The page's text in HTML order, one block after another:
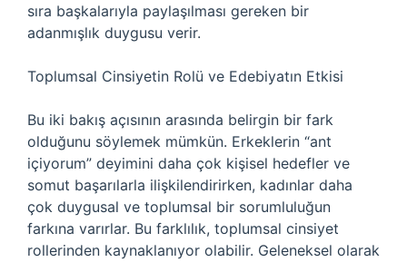
sıra başkalarıyla paylaşılması gereken bir
adanmışlık duygusu verir.
Toplumsal Cinsiyetin Rolü ve Edebiyatın Etkisi
Bu iki bakış açısının arasında belirgin bir fark
olduğunu söylemek mümkün. Erkeklerin “ant
içiyorum” deyimini daha çok kişisel hedefler ve
somut başarılarla ilişkilendirirken, kadınlar daha
çok duygusal ve toplumsal bir sorumluluğun
farkına varırlar. Bu farklılık, toplumsal cinsiyet
rollerinden kaynaklanıyor olabilir. Geleneksel olarak